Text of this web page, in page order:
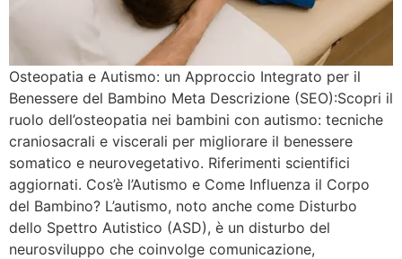
Osteopatia e Autismo: un Approccio Integrato per il
Benessere del Bambino Meta Descrizione (SEO):Scopri il
ruolo dell’osteopatia nei bambini con autismo: tecniche
craniosacrali e viscerali per migliorare il benessere
somatico e neurovegetativo. Riferimenti scientifici
aggiornati. Cos’è l’Autismo e Come Influenza il Corpo
del Bambino? L’autismo, noto anche come Disturbo
dello Spettro Autistico (ASD), è un disturbo del
neurosviluppo che coinvolge comunicazione,